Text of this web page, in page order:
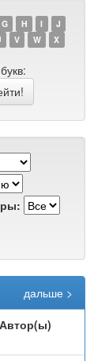
G H I
J
V W
X
дальше >
Автор(ы)